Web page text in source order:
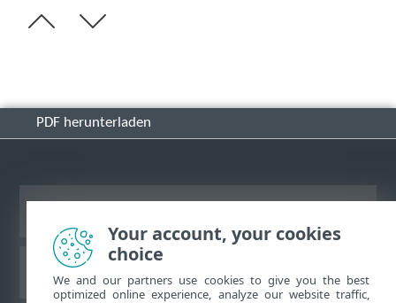
PDF herunterladen
ESET Knowledgebase
Your account, your cookies
choice
We and our partners use cookies to give you the best
optimized online experience, analyze our website traffic,